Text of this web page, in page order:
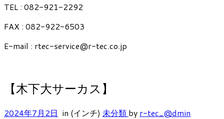
TEL : 082-921-2292
FAX : 082-922-6503
E-mail : rtec-service@r-tec.co.jp
【木下大サーカス】
2024年7月2日 in (インチ) 未分類 by r-tec_@dmin